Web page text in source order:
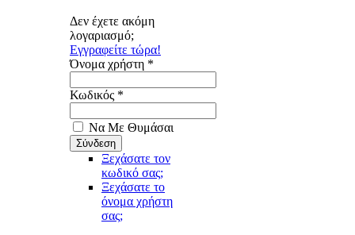
Δεν έχετε ακόμη
λογαριασμό;
Εγγραφείτε τώρα!
Όνομα χρήστη *
Κωδικός *
Να Με Θυμάσαι
Ξεχάσατε τον
κωδικό σας;
Ξεχάσατε το
όνομα χρήστη
σας;